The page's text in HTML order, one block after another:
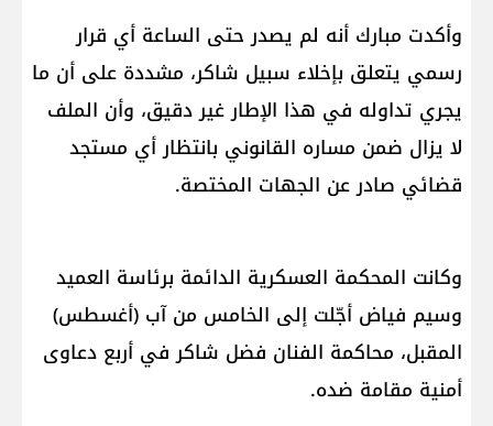
وأكدت مبارك أنه لم يصدر حتى الساعة أي قرار
رسمي يتعلق بإخلاء سبيل شاكر، مشددة على أن ما
يجري تداوله في هذا الإطار غير دقيق، وأن الملف
لا يزال ضمن مساره القانوني بانتظار أي مستجد
قضائي صادر عن الجهات المختصة.
وكانت المحكمة العسكرية الدائمة برئاسة العميد
وسيم فياض أجّلت إلى الخامس من آب (أغسطس)
المقبل، محاكمة الفنان فضل شاكر في أربع دعاوى
أمنية مقامة ضده.